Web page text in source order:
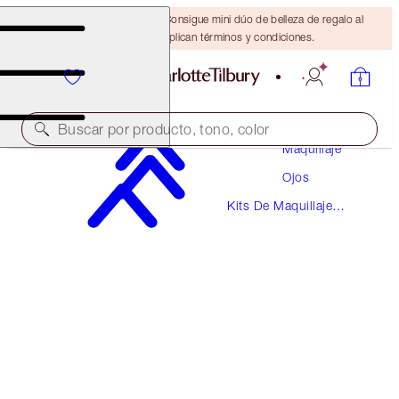
¡ÚLTIMA OPORTUNIDAD! Consigue mini dúo de belleza de regalo al
gastar $110 Se aplican términos y condiciones.
Buscar por producto, tono, color
Maquillaje
Ojos
Kits De Maquillaje
¡EDICIÓN LIMITADA!
HYPNOTISING POP SHOTS DUO